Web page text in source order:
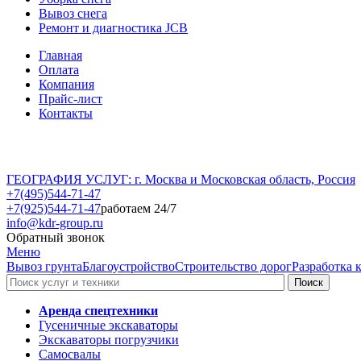
Вывоз снега
Ремонт и диагностика JCB
Главная
Оплата
Компания
Прайс-лист
Контакты
ГЕОГРАФИЯ УСЛУГ: г. Москва и Московская область, Россия
+7(495)544-71-47
+7(925)544-71-47работаем 24/7
info@kdr-group.ru
Обратный звонок
Меню
Вывоз грунтаБлагоустройствоСтроительство дорогРазработка
Аренда спецтехники
Гусеничные экскаваторы
Экскаваторы погрузчики
Самосвалы